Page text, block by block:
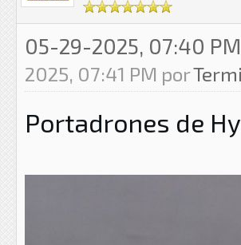
05-29-2025, 07:40 PM
2025, 07:41 PM por
Portadrones de